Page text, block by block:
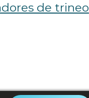
de trineo